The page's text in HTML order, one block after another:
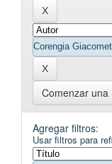
Comenzar
Agregar filtros:
Usar filtros para